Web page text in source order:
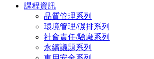
課程資訊
品質管理系列
環境管理/碳排系列
社會責任/驗廠系列
永續議題系列